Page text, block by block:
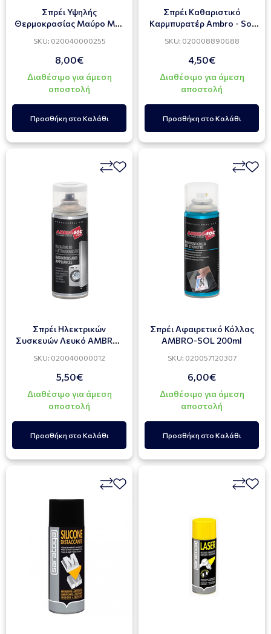
Σπρέι Υψηλής
Θερμοκρασίας Μαύρο Ματ
SKU: 020040000255
8,00€
Διαθέσιμο για άμεση
αποστολή
Προσθήκη στο Καλάθι
Σπρέι Καθαριστικό
Καρμπυρατέρ Αmbro - Sol
SKU: 020008890688
4,50€
Διαθέσιμο για άμεση
αποστολή
Προσθήκη στο Καλάθι
Σπρέι Ηλεκτρικών
Συσκευών Λευκό AMBRO-
SKU: 020040000012
5,50€
Διαθέσιμο για άμεση
αποστολή
Προσθήκη στο Καλάθι
Σπρέι Αφαιρετικό Κόλλας
AMBRO-SOL 200ml
SKU: 020057120307
6,00€
Διαθέσιμο για άμεση
αποστολή
Προσθήκη στο Καλάθι